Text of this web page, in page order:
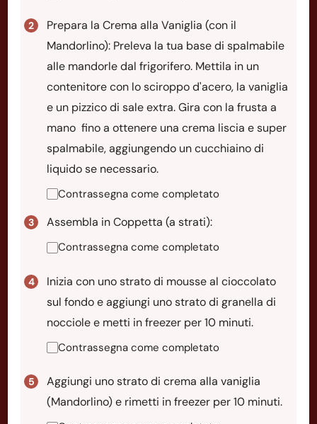
Prepara la Crema alla Vaniglia (con il
Mandorlino): Preleva la tua base di spalmabile
alle mandorle dal frigorifero. Mettila in un
contenitore con lo sciroppo d'acero, la vaniglia
e un pizzico di sale extra. Gira con la frusta a
mano fino a ottenere una crema liscia e super
spalmabile, aggiungendo un cucchiaino di
liquido se necessario.
Contrassegna come completato
Assembla in Coppetta (a strati):
Contrassegna come completato
Inizia con uno strato di mousse al cioccolato
sul fondo e aggiungi uno strato di granella di
nocciole e metti in freezer per 10 minuti.
Contrassegna come completato
Aggiungi uno strato di crema alla vaniglia
(Mandorlino) e rimetti in freezer per 10 minuti.